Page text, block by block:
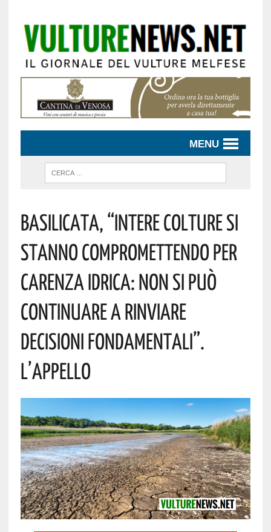
MENU
Basilicata, “intere Colture Si
Stanno Compromettendo Per
Carenza Idrica: Non Si Può
Continuare A Rinviare
Decisioni Fondamentali”.
L’appello